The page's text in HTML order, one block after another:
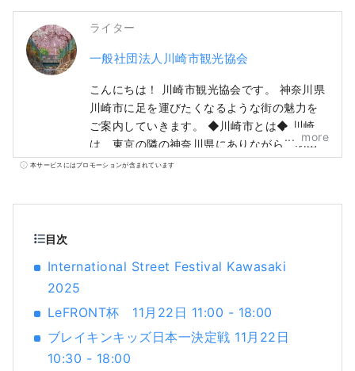
ライター
一般社団法人川崎市観光協会
こんにちは！ 川崎市観光協会です。 神奈川県
川崎市に足を運びたくなるような街の魅力を
ご案内していきます。 ◆川崎市とは◆ 川崎市
は、東京の隣の神奈川県にありながら、羽田
空港から１５分、東京の主要駅から数十分、
り、日本のありのままの都市生活に触れるこ
工業地帯から生まれた工場夜景が有名です
た東京から京都までの大動脈である「東海
道」の宿場町「東海道五十三次」の一つとし
more
本サービスにはプロモーションが含まれています
目次
International Street Festival Kawasaki
2025
LeFRONT杯 11月22日 11:00 - 18:00
ブレイキンキッズ日本一決定戦 11月22日
10:30 - 18:00